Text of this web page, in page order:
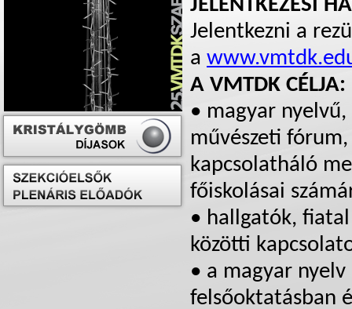
JELENTKEZÉSI
Jelentkezni a
a
A VMTDK CÉLJA:
• magyar
művészeti
kapcsolatháló
főiskolásai
• hallgatók,
közötti
• a magyar
felsőoktatásban